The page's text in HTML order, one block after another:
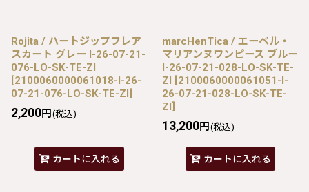
Rojita / ハートジップフレア
スカート グレー I-26-07-21-
076-LO-SK-TE-ZI
[2100060000061018-I-26-
07-21-076-LO-SK-TE-ZI]
2,200円 (税込)
カートに入れる
marcHenTica / エーベル・
マリアンヌワンピース ブルー
I-26-07-21-028-LO-SK-TE-
ZI [2100060000061051-I-
26-07-21-028-LO-SK-TE-
ZI]
13,200円 (税込)
カートに入れる